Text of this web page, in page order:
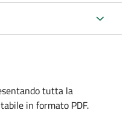
tutta la
in formato PDF.